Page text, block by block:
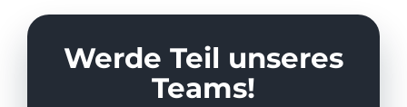
Werde Teil unseres
Teams!